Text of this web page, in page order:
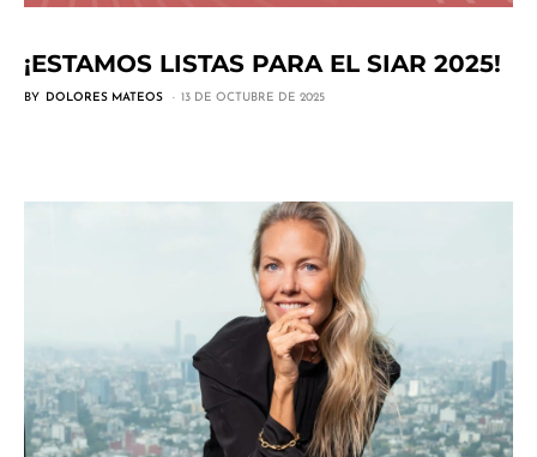
¡ESTAMOS LISTAS PARA EL SIAR 2025!
BY DOLORES MATEOS 13 DE OCTUBRE DE 2025